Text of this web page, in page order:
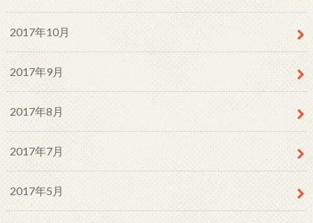
2017年10月
2017年9月
2017年8月
2017年7月
2017年5月